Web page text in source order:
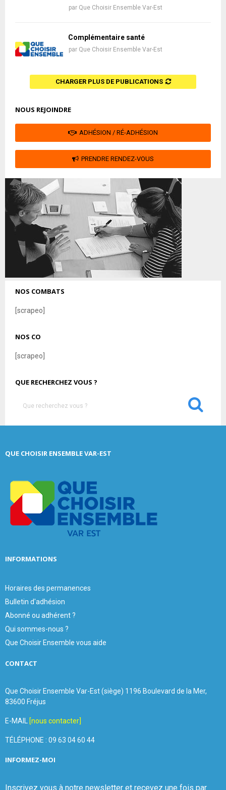
par Que Choisir Ensemble Var-Est
Complémentaire santé
par Que Choisir Ensemble Var-Est
CHARGER PLUS DE PUBLICATIONS
NOUS REJOINDRE
ADHÉSION / RÉ-ADHÉSION
PRENDRE RENDEZ-VOUS
NOS COMBATS
[scrapeo]
NOS CO
[scrapeo]
QUE RECHERCHEZ VOUS ?
h
S
QUE CHOISIR ENSEMBLE VAR-EST
INFORMATIONS
Horaires des permanences
Bulletin d'adhésion
Abonné ou adhérent ?
Qui sommes-nous ?
Que Choisir Ensemble vous aide
CONTACT
Que Choisir Ensemble Var-Est (siège) 1196 Boulevard de la Mer,
83600 Fréjus
E-MAIL [nous contacter]
TÉLÉPHONE : 09 63 04 60 44
INFORMEZ-MOI
Inscrivez vous à notre newsletter et recevez une fois par